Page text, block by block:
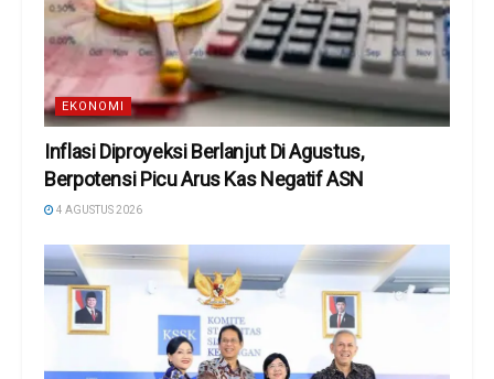
EKONOMI
Inflasi Diproyeksi Berlanjut Di Agustus,
Berpotensi Picu Arus Kas Negatif ASN
4 AGUSTUS 2026